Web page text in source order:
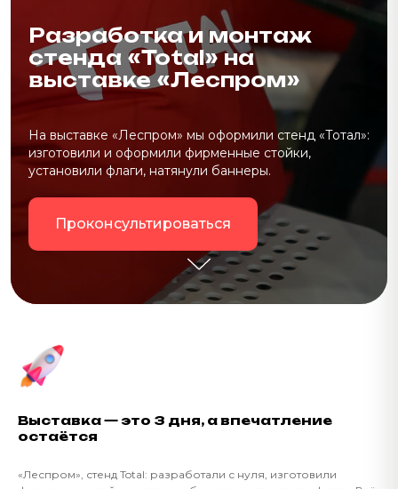
Разработка и монтаж
стенда «Total» на
выставке «Леспром»
На выставке «Леспром» мы оформили стенд «Тотал»:
изготовили и оформили фирменные стойки,
установили флаги, натянули баннеры.
Проконсультироваться
Выставка — это 3 дня, а впечатление
остаётся
«Леспром», стенд Total: разработали с нуля, изготовили